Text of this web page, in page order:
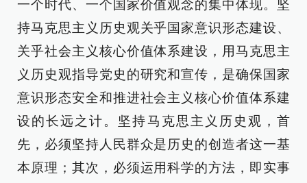
一个时代、一个国家价值观念的集中体现。坚
持马克思主义历史观关乎国家意识形态建设、
关乎社会主义核心价值体系建设，用马克思主
义历史观指导党史的研究和宣传，是确保国家
意识形态安全和推进社会主义核心价值体系建
设的长远之计。坚持马克思主义历史观，首
先，必须坚持人民群众是历史的创造者这一基
本原理；其次，必须运用科学的方法，即实事